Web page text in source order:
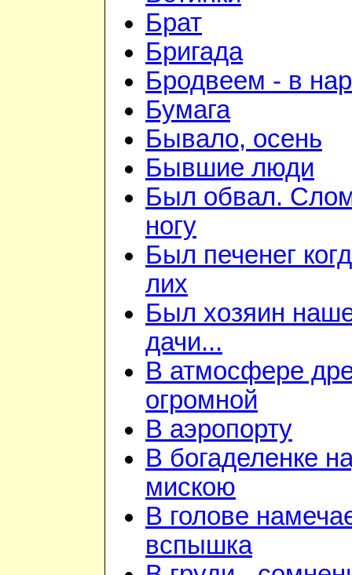
Брат
Бригада
Бродвеем - в
Бумага
Бывало, осень
Бывшие люди
Был обвал.
ногу
Был печенег
лих
Был хозяин
дачи...
В атмосфере
огромной
В аэропорту
В богаделенке
мискою
В голове
вспышка